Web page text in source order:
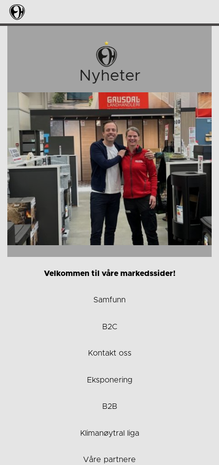
Nyheter
Velkommen til våre markedssider!
Samfunn
B2C
Kontakt oss
Eksponering
B2B
Klimanøytral liga
Våre partnere